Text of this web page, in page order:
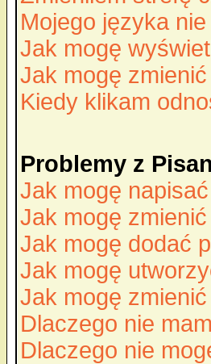
Mojego języka
Jak mogę
Jak mogę
Kiedy klikam
Problemy z
Jak mogę
Jak mogę
Jak mogę dodać
Jak mogę
Jak mogę
Dlaczego nie
Dlaczego nie